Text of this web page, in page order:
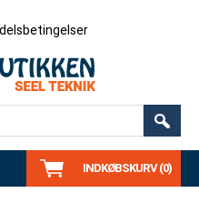
INDKØBSKURV (0)